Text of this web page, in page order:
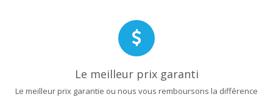
Le meilleur prix garanti
Le meilleur prix garantie ou nous vous remboursons la différence